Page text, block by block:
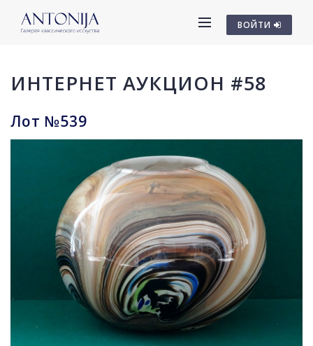
ВОЙТИ
ИНТЕРНЕТ АУКЦИОН #58
Лот №539